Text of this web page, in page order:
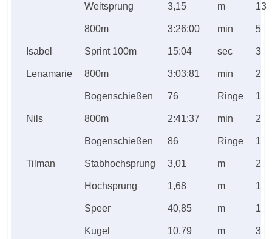
Weitsprung 3,15 m 13
800m 3:26:00 min 5
Isabel Sprint 100m 15:04 sec 3
Lenamarie 800m 3:03:81 min 2
Bogenschießen 76 Ringe 1
Nils 800m 2:41:37 min 2
Bogenschießen 86 Ringe 1
Tilman Stabhochsprung 3,01 m 2
Hochsprung 1,68 m 1
Speer 40,85 m 1
Kugel 10,79 m 3